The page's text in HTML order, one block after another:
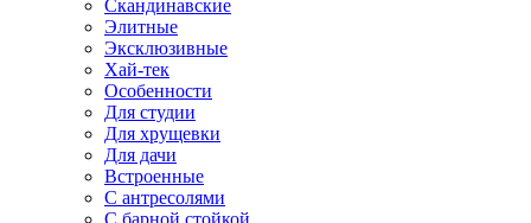
Скандинавские
Элитные
Эксклюзивные
Хай-тек
Особенности
Для студии
Для хрущевки
Для дачи
Встроенные
С антресолями
С барной стойкой